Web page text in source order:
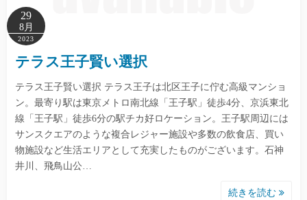
29
8月
2023
テラス王子賢い選択
テラス王子賢い選択 テラス王子は北区王子に佇む高級マンショ
ン。最寄り駅は東京メトロ南北線「王子駅」徒歩4分、京浜東北
線「王子駅」徒歩6分の駅チカ好ロケーション。王子駅周辺には
サンスクエアのような複合レジャー施設や多数の飲食店、買い
物施設など生活エリアとして充実したものがございます。石神
井川、飛鳥山公…
続きを読む